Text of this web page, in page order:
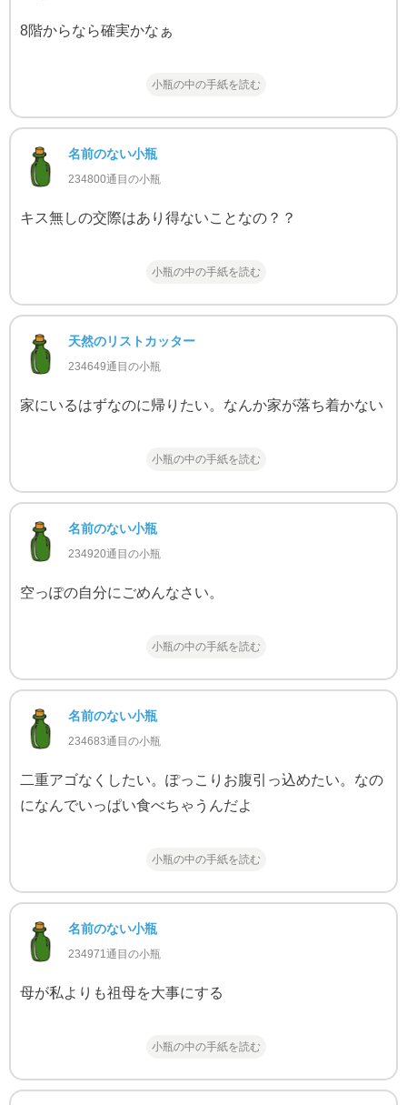
8階からなら確実かなぁ
小瓶の中の手紙を読む
名前のない小瓶
234800通目の小瓶
キス無しの交際はあり得ないことなの？？
小瓶の中の手紙を読む
天然のリストカッター
234649通目の小瓶
家にいるはずなのに帰りたい。なんか家が落ち着かない
小瓶の中の手紙を読む
名前のない小瓶
234920通目の小瓶
空っぽの自分にごめんなさい。
小瓶の中の手紙を読む
名前のない小瓶
234683通目の小瓶
二重アゴなくしたい。ぽっこりお腹引っ込めたい。なの
になんでいっぱい食べちゃうんだよ
小瓶の中の手紙を読む
名前のない小瓶
234971通目の小瓶
母が私よりも祖母を大事にする
小瓶の中の手紙を読む